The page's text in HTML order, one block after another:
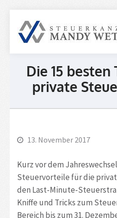
Die 15
private
13. November 2017
Kurz vor dem
Steuervorteile für die
den Last-Minute-
Kniffe und Tricks zum
Bereich bis zum 31.